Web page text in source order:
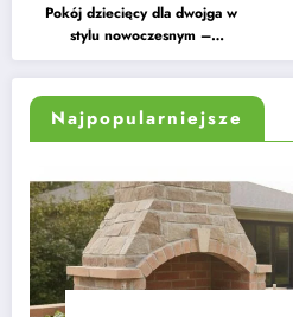
Pokój dziecięcy dla dwojga w
stylu nowoczesnym –
praktyczne wskazówki
Najpopularniejsze